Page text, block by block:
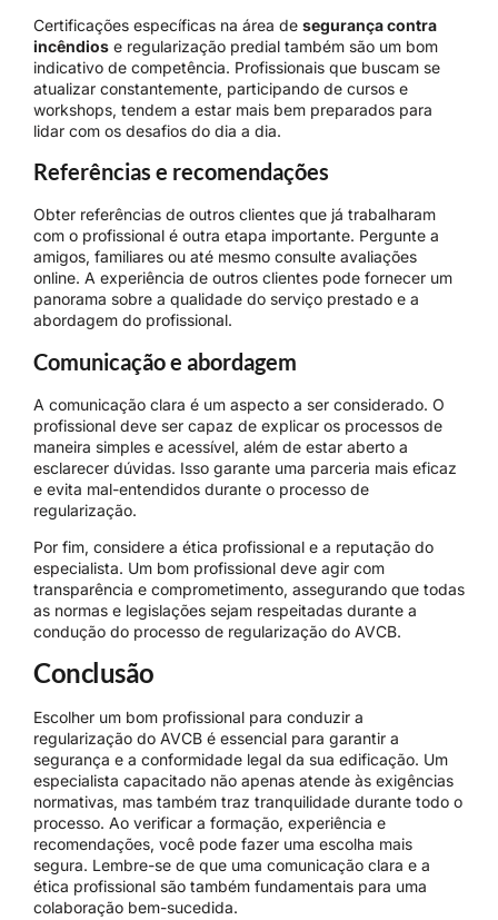
Certificações específicas na área de segurança contra
incêndios e regularização predial também são um bom
indicativo de competência. Profissionais que buscam se
atualizar constantemente, participando de cursos e
workshops, tendem a estar mais bem preparados para
lidar com os desafios do dia a dia.
Referências e recomendações
Obter referências de outros clientes que já trabalharam
com o profissional é outra etapa importante. Pergunte a
amigos, familiares ou até mesmo consulte avaliações
online. A experiência de outros clientes pode fornecer um
panorama sobre a qualidade do serviço prestado e a
abordagem do profissional.
Comunicação e abordagem
A comunicação clara é um aspecto a ser considerado. O
profissional deve ser capaz de explicar os processos de
maneira simples e acessível, além de estar aberto a
esclarecer dúvidas. Isso garante uma parceria mais eficaz
e evita mal-entendidos durante o processo de
regularização.
Por fim, considere a ética profissional e a reputação do
especialista. Um bom profissional deve agir com
transparência e comprometimento, assegurando que todas
as normas e legislações sejam respeitadas durante a
condução do processo de regularização do AVCB.
Conclusão
Escolher um bom profissional para conduzir a
regularização do AVCB é essencial para garantir a
segurança e a conformidade legal da sua edificação. Um
especialista capacitado não apenas atende às exigências
normativas, mas também traz tranquilidade durante todo o
processo. Ao verificar a formação, experiência e
recomendações, você pode fazer uma escolha mais
segura. Lembre-se de que uma comunicação clara e a
ética profissional são também fundamentais para uma
colaboração bem-sucedida.